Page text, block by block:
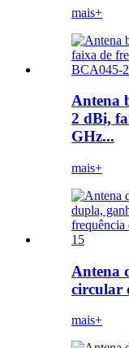
mais+
Antena
2 dBi,
GHz...
mais+
Antena
circular
mais+